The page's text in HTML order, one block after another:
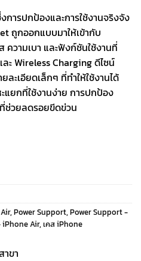
การปกป้องและการใช้งานจริงจัง
ถูกออกแบบมาให้เข้ากับ
ความเบา และฟังก์ชันใช้งานที่
ะ Wireless Charging ดีไซน์
ะเอียดเล็กๆ ที่ทำให้ใช้งานได้
แยกที่ใช้งานง่าย การปกป้อง
ช่วยลดรอยขีดข่วน
฿.
, Power Support, Power Support -
Air, เคส iPhone
ขา